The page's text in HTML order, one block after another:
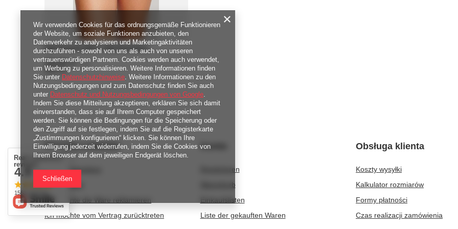
Figi Panache ENVY 7282 Brief Navy
104,00 zł / szt.
2080PktPunkte
BESTELLUNGEN
Bestellungsstatus
Ich möchte die Ware reklamieren
Ich möchte vom Vertrag zurücktreten
Konto
Registrieren
Warenkorb
Einkaufslisten
Liste der gekauften Waren
Obsługa klienta
Koszty wysyłki
Kalkulator rozmiarów
Formy płatności
Czas realizacji zamówienia
Real customers
reviews
4.9
1563 reviews
Wir verwenden Cookies für das ordnungsgemäße Funktionieren
der Website, um soziale Funktionen anzubieten, den
Datenverkehr zu analysieren und Marketingaktivitäten
durchzuführen - sowohl von uns als auch von unseren
vertrauenswürdigen Partnern. Cookies werden auch verwendet,
um Werbung zu personalisieren. Weitere Informationen finden
Sie unter Datenschutzhinweise. Weitere Informationen zu den
Nutzungsbedingungen und zum Datenschutz finden Sie auch
unter Datenschutz und Nutzungsbedingungen von Google.
Indem Sie diese Mitteilung akzeptieren, erklären Sie sich damit
einverstanden, dass sie auf Ihrem Computer gespeichert
werden. Sie können die Bedingungen für die Speicherung oder
den Zugriff auf sie festlegen, indem Sie auf die Registerkarte
„Zustimmungen konfigurieren“ klicken. Sie können Ihre
Einwilligung jederzeit widerrufen, indem Sie die Cookies von
Ihrem Browser auf dem jeweiligen Endgerät löschen.
Schließen